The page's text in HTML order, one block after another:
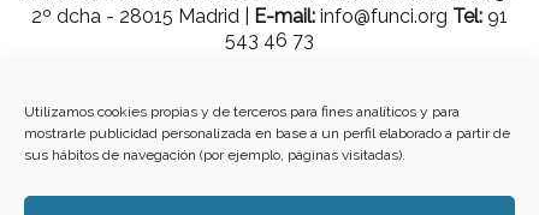
Utilizamos cookies propias y de terceros para fines analíticos y para
mostrarle publicidad personalizada en base a un perfil elaborado a partir de
sus hábitos de navegación (por ejemplo, páginas visitadas).
2º dcha - 28015 Madrid |
E-mail: info@funci.org Tel: 91
543 46 73
Todos los materiales contenidos en este sitio están protegidos por leyes
internacionales de copyright y no pueden ser reproducidos, distribuidos,